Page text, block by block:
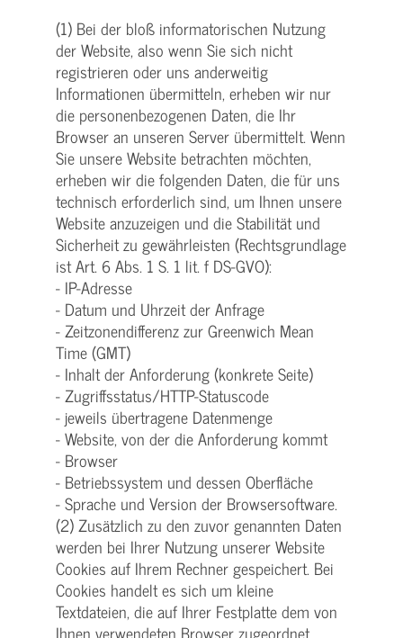
(1) Bei der bloß informatorischen Nutzung
der Website, also wenn Sie sich nicht
registrieren oder uns anderweitig
Informationen übermitteln, erheben wir nur
die personenbezogenen Daten, die Ihr
Browser an unseren Server übermittelt. Wenn
Sie unsere Website betrachten möchten,
erheben wir die folgenden Daten, die für uns
technisch erforderlich sind, um Ihnen unsere
Website anzuzeigen und die Stabilität und
Sicherheit zu gewährleisten (Rechtsgrundlage
ist Art. 6 Abs. 1 S. 1 lit. f DS-GVO):
- IP-Adresse
- Datum und Uhrzeit der Anfrage
- Zeitzonendifferenz zur Greenwich Mean
Time (GMT)
- Inhalt der Anforderung (konkrete Seite)
- Zugriffsstatus/HTTP-Statuscode
- jeweils übertragene Datenmenge
- Website, von der die Anforderung kommt
- Browser
- Betriebssystem und dessen Oberfläche
- Sprache und Version der Browsersoftware.
(2) Zusätzlich zu den zuvor genannten Daten
werden bei Ihrer Nutzung unserer Website
Cookies auf Ihrem Rechner gespeichert. Bei
Cookies handelt es sich um kleine
Textdateien, die auf Ihrer Festplatte dem von